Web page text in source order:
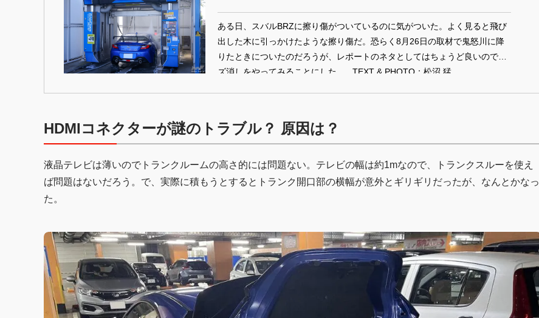
ある日、スバルBRZに擦り傷がついているのに気がついた。よく見ると飛び
出した木に引っかけたような擦り傷だ。恐らく8月26日の取材で鬼怒川に降
りたときについたのだろうが、レポートのネタとしてはちょうど良いのでキ
ズ消しをやってみることにした。 TEXT & PHOTO：松沼 猛
HDMIコネクターが謎のトラブル？ 原因は？
液晶テレビは薄いのでトランクルームの高さ的には問題ない。テレビの幅は約1mなので、トランクスルーを使え
ば問題はないだろう。で、実際に積もうとするとトランク開口部の横幅が意外とギリギリだったが、なんとかなっ
た。